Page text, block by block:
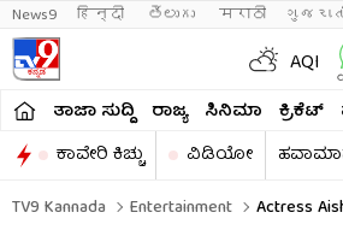
News9 हिन्दी తెలుగు मराठी
AQI
ತಾಜಾ ಸುದ್ದಿ ರಾಜ್ಯ ಸಿನಿಮಾ ಕ್ರಿಕೆಟ್​
ಕಾವೇರಿ ಕಿಚ್ಚು
ವಿಡಿಯೋ
TV9 Kannada
Entertainment Actress